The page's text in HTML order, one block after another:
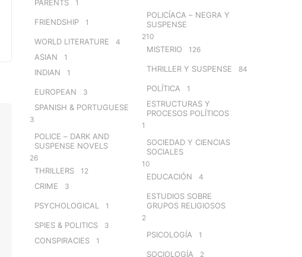
PARENTS 1
FRIENDSHIP 1
WORLD LITERATURE 4
ASIAN 1
INDIAN 1
EUROPEAN 3
SPANISH & PORTUGUESE
3
POLICE – DARK AND
SUSPENSE NOVELS
26
THRILLERS 12
CRIME 3
PSYCHOLOGICAL 1
SPIES & POLITICS 3
CONSPIRACIES 1
POLICÍACA – NEGRA Y
SUSPENSE
210
MISTERIO 126
THRILLER Y SUSPENSE 84
POLÍTICA 1
ESTRUCTURAS Y
PROCESOS POLÍTICOS
1
SOCIEDAD Y CIENCIAS
SOCIALES
10
EDUCACIÓN 4
ESTUDIOS SOBRE
GRUPOS RELIGIOSOS
2
PSICOLOGÍA 1
SOCIOLOGÍA 2